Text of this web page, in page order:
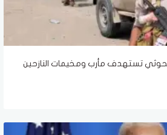
تستهدف مأرب ومخيمات النازحين